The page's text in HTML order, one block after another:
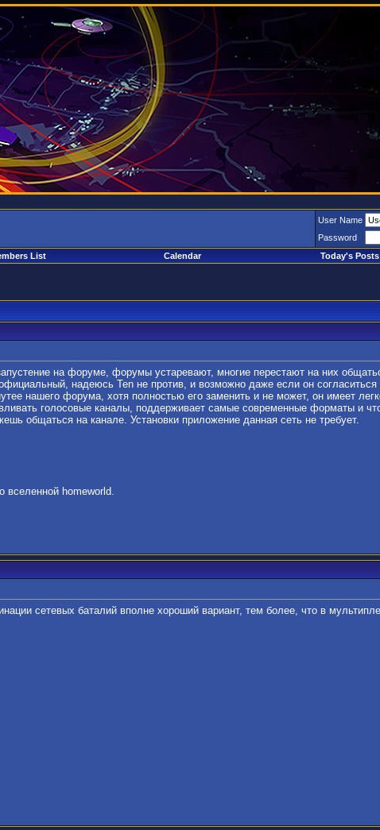
User Name
Password
List Calendar Today's Posts
на форуме, форумы устаревают, многие перестают на них
надеюсь Ten не против, и возможно даже если он
нашего форума, хотя полностью его заменить и не может, он имеет
голосовые каналы, поддерживает самые современные форматы и
общаться на канале. Установки приложение данная сеть не требует.
вселенной homeworld.
сетевых баталий вполне хороший вариант, тем более, что в